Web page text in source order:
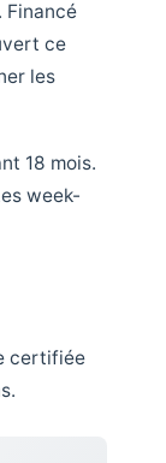
. Financé
ce
les
18 mois.
week-
certifiée